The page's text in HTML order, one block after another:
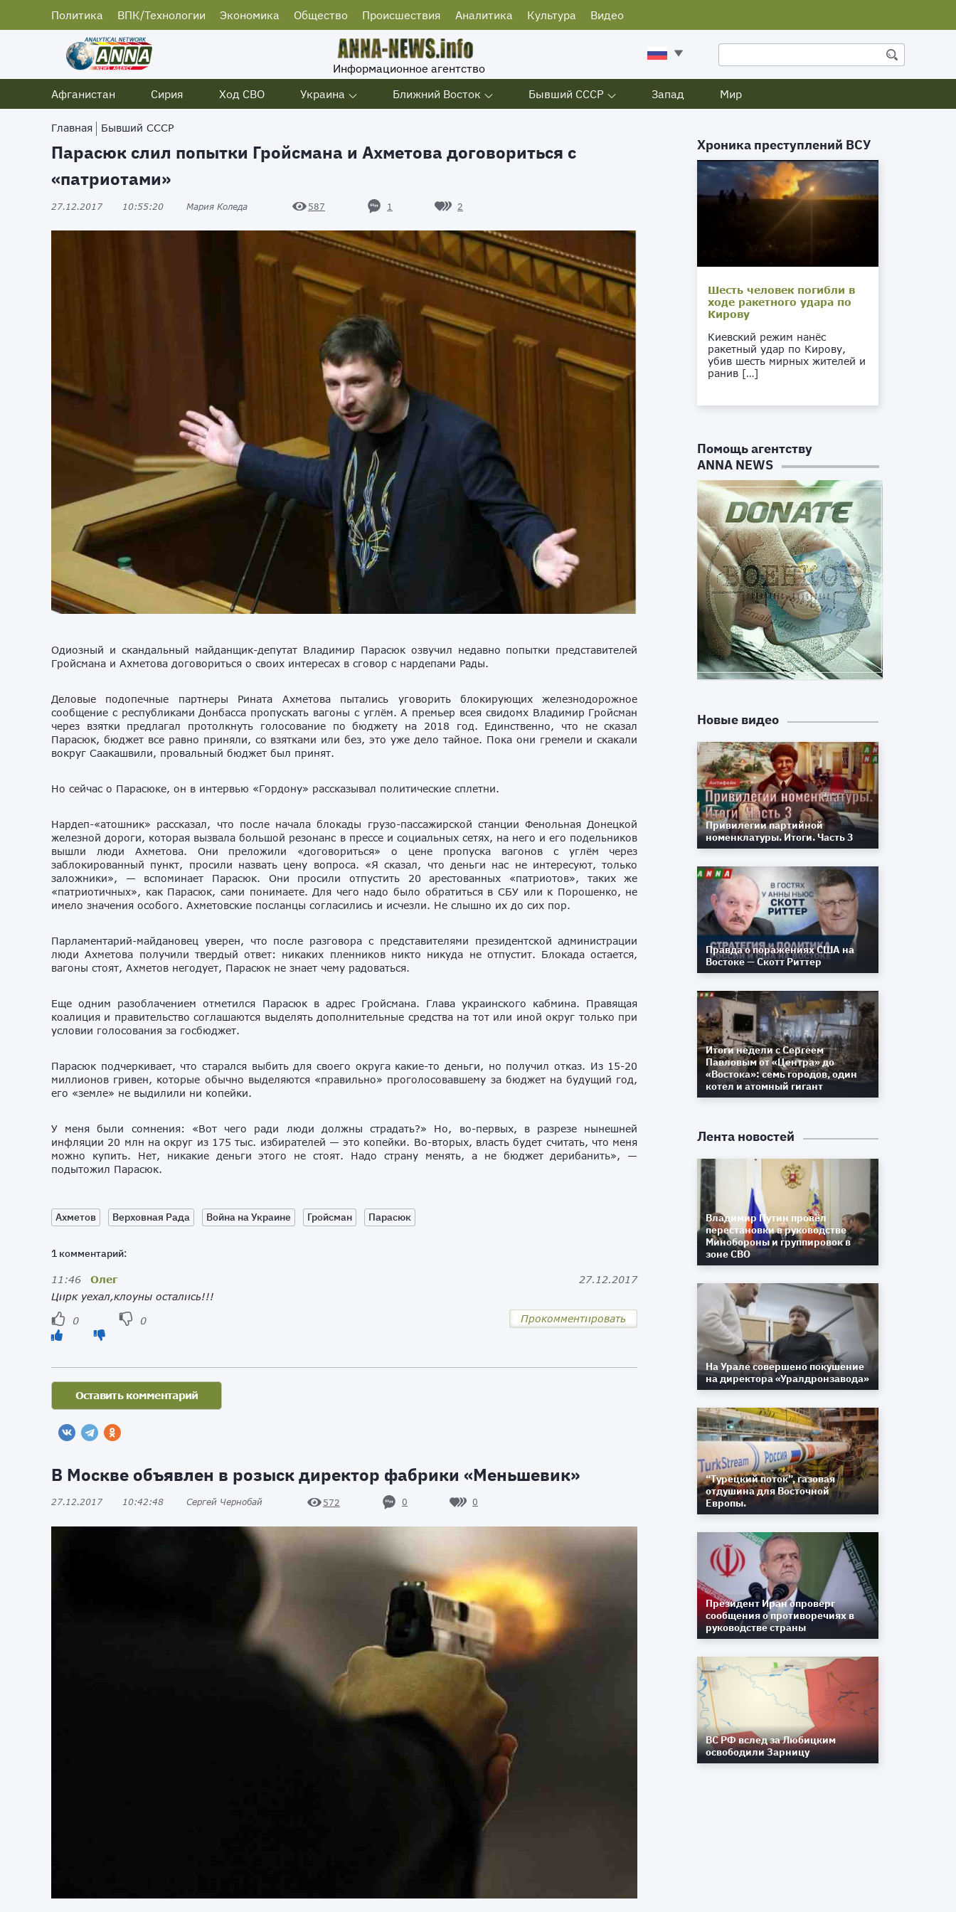
Политика ВПК/Технологии Экономика Общество Происшествия Аналитика Культура Видео
Информационное агентство
Афганистан
Сирия Ход СВО Украина Ближний Восток Бывший СССР Запад Мир
Главная Бывший СССР
Парасюк слил попытки Гройсмана и Ахметова договориться с
«патриотами»
27.12.2017 10:55:20 Мария Коледа 587 1 2
Одиозный и скандальный майданщик-депутат Владимир Парасюк озвучил недавно попытки представителей
Гройсмана и Ахметова договориться о своих интересах в сговор с нардепами Рады.
Деловые подопечные партнеры Рината Ахметова пытались уговорить блокирующих железнодорожное
сообщение с республиками Донбасса пропускать вагоны с углём. А премьер всея свидомх Владимир Гройсман
через взятки предлагал протолкнуть голосование по бюджету на 2018 год. Единственно, что не сказал
Парасюк, бюджет все равно приняли, со взятками или без, это уже дело тайное. Пока они гремели и скакали
вокруг Саакашвили, провальный бюджет был принят.
Но сейчас о Парасюке, он в интервью «Гордону» рассказывал политические сплетни.
Нардеп-«атошник» рассказал, что после начала блокады грузо-пассажирской станции Фенольная Донецкой
железной дороги, которая вызвала большой резонанс в прессе и социальных сетях, на него и его подельников
вышли люди Ахметова. Они преложили «договориться» о цене пропуска вагонов с углём через
заблокированный пункт, просили назвать цену вопроса. «Я сказал, что деньги нас не интересуют, только
заложники», — вспоминает Парасюк. Они просили отпустить 20 арестованных «патриотов», таких же
«патриотичных», как Парасюк, сами понимаете. Для чего надо было обратиться в СБУ или к Порошенко, не
имело значения особого. Ахметовские посланцы согласились и исчезли. Не слышно их до сих пор.
Парламентарий-майдановец уверен, что после разговора с представителями президентской администрации
люди Ахметова получили твердый ответ: никаких пленников никто никуда не отпустит. Блокада остается,
вагоны стоят, Ахметов негодует, Парасюк не знает чему радоваться.
Еще одним разоблачением отметился Парасюк в адрес Гройсмана. Глава украинского кабмина. Правящая
коалиция и правительство соглашаются выделять дополнительные средства на тот или иной округ только при
условии голосования за госбюджет.
Парасюк подчеркивает, что старался выбить для своего округа какие-то деньги, но получил отказ. Из 15-20
миллионов гривен, которые обычно выделяются «правильно» проголосовавшему за бюджет на будущий год,
его «земле» не выдилили ни копейки.
У меня были сомнения: «Вот чего ради люди должны страдать?» Но, во-первых, в разрезе нынешней
инфляции 20 млн на округ из 175 тыс. избирателей — это копейки. Во-вторых, власть будет считать, что меня
можно купить. Нет, никакие деньги этого не стоят. Надо страну менять, а не бюджет дерибанить», —
подытожил Парасюк.
Ахметов Верховная Рада Война на Украине Гройсман Парасюк
1 комментарий:
11:46 Олег
27.12.2017
Цирк уехал,клоуны остались!!!
0 0 Прокомментировать
В Москве объявлен в розыск директор фабрики «Меньшевик»
27.12.2017 10:42:48 Сергей Чернобай 572 0 0
Хроника преступлений ВСУ
Шесть человек погибли в
ходе ракетного удара по
Кирову
Киевский режим нанёс
ракетный удар по Кирову,
убив шесть мирных жителей и
ранив […]
Помощь агентству
ANNA NEWS
Новые видео
Привилегии партийной
номенклатуры. Итоги. Часть 3
Правда о поражениях США на
Востоке — Скотт Риттер
Итоги недели с Сергеем
Павловым от «Центра» до
«Востока»: семь городов, один
котел и атомный гигант
Лента новостей
Владимир Путин провёл
перестановки в руководстве
Минобороны и группировок в
зоне СВО
На Урале совершено покушение
на директора «Уралдронзавода»
“Турецкий поток”, газовая
отдушина для Восточной
Европы.
Президент Иран опроверг
сообщения о противоречиях в
руководстве страны
ВС РФ вслед за Любицким
освободили Зарницу